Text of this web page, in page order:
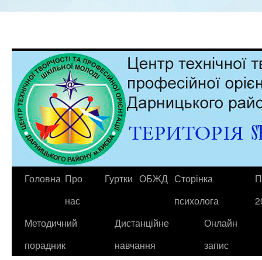
Головна Про
нас
Гуртки ОБЖД Сторінка
психолога
Методичний
порадник
Дистанційне
навчання
Онлайн
запис